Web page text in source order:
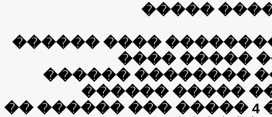
�����
��� ������ ��������
���� �����
���� �����
������� �����
����� �� 5 ��� 4 ����� ��� ������ ��